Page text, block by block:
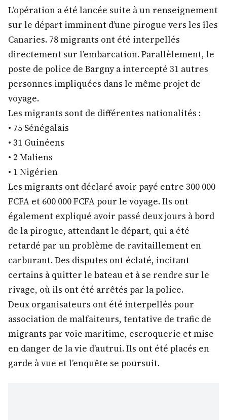
L’opération a été lancée suite à un renseignement
sur le départ imminent d’une pirogue vers les îles
Canaries. 78 migrants ont été interpellés
directement sur l’embarcation. Parallèlement, le
poste de police de Bargny a intercepté 31 autres
personnes impliquées dans le même projet de
voyage.
Les migrants sont de différentes nationalités :
• 75 Sénégalais
• 31 Guinéens
• 2 Maliens
• 1 Nigérien
Les migrants ont déclaré avoir payé entre 300 000
FCFA et 600 000 FCFA pour le voyage. Ils ont
également expliqué avoir passé deux jours à bord
de la pirogue, attendant le départ, qui a été
retardé par un problème de ravitaillement en
carburant. Des disputes ont éclaté, incitant
certains à quitter le bateau et à se rendre sur le
rivage, où ils ont été arrêtés par la police.
Deux organisateurs ont été interpellés pour
association de malfaiteurs, tentative de trafic de
migrants par voie maritime, escroquerie et mise
en danger de la vie d’autrui. Ils ont été placés en
garde à vue et l’enquête se poursuit.